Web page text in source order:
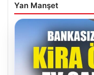
Yan Manşet